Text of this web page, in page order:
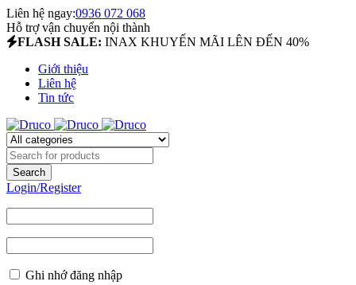
Liên hệ ngay:0936 072 068
Hỗ trợ vận chuyển nội thành
FLASH SALE: INAX KHUYẾN MÃI LÊN ĐẾN 40%
Giới thiệu
Liên hệ
Tin tức
Login/Register
Ghi nhớ đăng nhập